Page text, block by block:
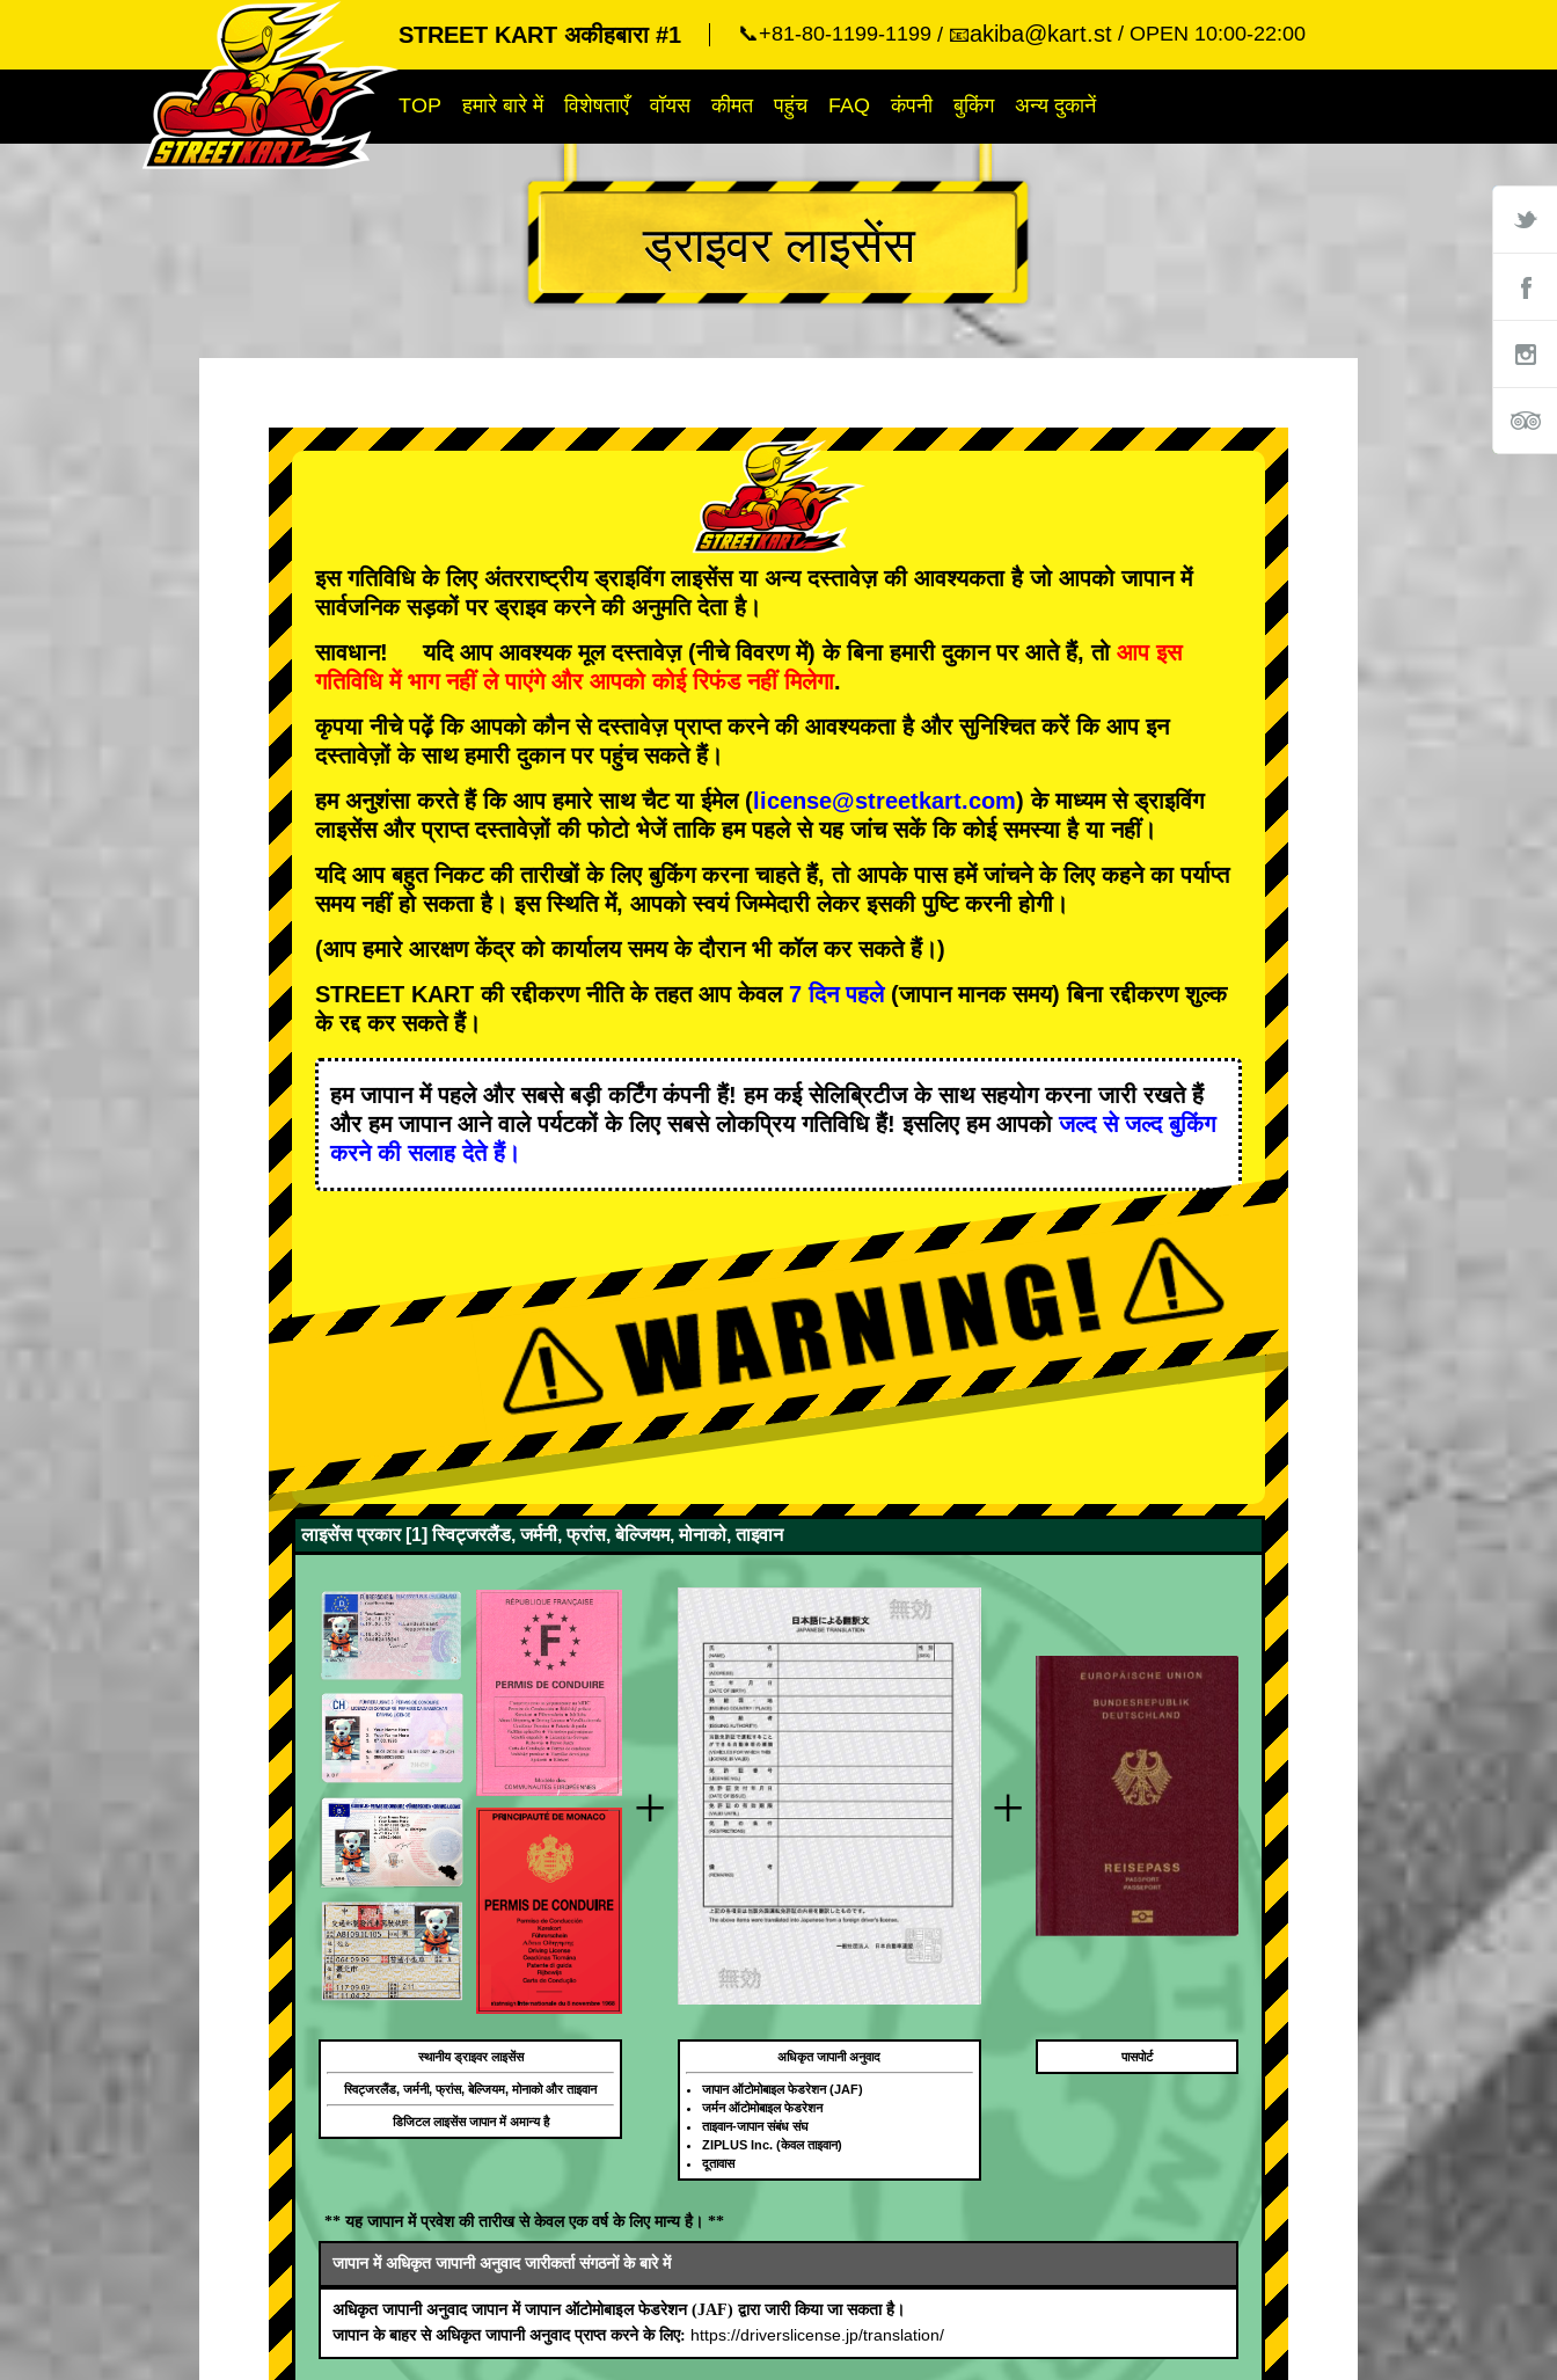
STREET KART अकीहबारा #1 📞+81-80-1199-1199 📧akiba@kart.st OPEN 10:00-22:00
TOP हमारे बारे में विशेषताएँ वॉयस कीमत पहुंच FAQ कंपनी बुकिंग अन्य दुकानें
ड्राइवर लाइसेंस
इस गतिविधि के लिए अंतरराष्ट्रीय ड्राइविंग लाइसेंस या अन्य दस्तावेज़ की आवश्यकता है जो आपको जापान में
सार्वजनिक सड़कों पर ड्राइव करने की अनुमति देता है।
सावधान! यदि आप आवश्यक मूल दस्तावेज़ (नीचे विवरण में) के बिना हमारी दुकान पर आते हैं, तो आप इस
गतिविधि में भाग नहीं ले पाएंगे और आपको कोई रिफंड नहीं मिलेगा.
कृपया नीचे पढ़ें कि आपको कौन से दस्तावेज़ प्राप्त करने की आवश्यकता है और सुनिश्चित करें कि आप इन
दस्तावेज़ों के साथ हमारी दुकान पर पहुंच सकते हैं।
हम अनुशंसा करते हैं कि आप हमारे साथ चैट या ईमेल ( license@streetkart.com) के माध्यम से ड्राइविंग
लाइसेंस और प्राप्त दस्तावेज़ों की फोटो भेजें ताकि हम पहले से यह जांच सकें कि कोई समस्या है या नहीं।
यदि आप बहुत निकट की तारीखों के लिए बुकिंग करना चाहते हैं, तो आपके पास हमें जांचने के लिए कहने का पर्याप्त
समय नहीं हो सकता है। इस स्थिति में, आपको स्वयं जिम्मेदारी लेकर इसकी पुष्टि करनी होगी।
(आप हमारे आरक्षण केंद्र को कार्यालय समय के दौरान भी कॉल कर सकते हैं।)
STREET KART की रद्दीकरण नीति के तहत आप केवल7 दिन पहले(जापान मानक समय) बिना रद्दीकरण शुल्क
के रद्द कर सकते हैं।
हम जापान मेंपहलेऔरसबसे बड़ी कर्टिंग कंपनीहैं! हमकई सेलिब्रिटीजके साथ सहयोग करना जारी रखते हैं
और हम जापान आने वाले पर्यटकों के लिएसबसे लोकप्रिय गतिविधिहैं! इसलिए हम आपकोजल्द से जल्द बुकिंग
करने की सलाह देते हैं।
लाइसेंस प्रकार [1] स्विट्जरलैंड, जर्मनी, फ्रांस, बेल्जियम, मोनाको, ताइवान
+ +
स्थानीय ड्राइवर लाइसेंस
स्विट्जरलैंड, जर्मनी, फ्रांस, बेल्जियम, मोनाको और ताइवान
डिजिटल लाइसेंस जापान में अमान्य है
अधिकृत जापानी अनुवाद
जापान ऑटोमोबाइल फेडरेशन (JAF)
जर्मन ऑटोमोबाइल फेडरेशन
ताइवान-जापान संबंध संघ
ZIPLUS Inc. (केवल ताइवान)
दूतावास
पासपोर्ट
** यह जापान में प्रवेश की तारीख से केवल एक वर्ष के लिए मान्य है। **
जापान में अधिकृत जापानी अनुवाद जारीकर्ता संगठनों के बारे में
अधिकृत जापानी अनुवाद जापान में जापान ऑटोमोबाइल फेडरेशन (JAF) द्वारा जारी किया जा सकता है।
जापान के बाहर से अधिकृत जापानी अनुवाद प्राप्त करने के लिए: https://driverslicense.jp/translation/